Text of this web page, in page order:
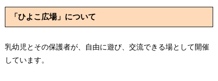
「ひよこ広場」について
乳幼児とその保護者が、自由に遊び、交流できる場として開催
しています。